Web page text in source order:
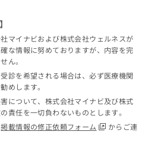
マイナビおよび株式会社ウェルネスが
な情報に努めておりますが、内容を完
ん。
診を希望される場合は、必ず医療機関
めします。
について、株式会社マイナビ及び株式
責任を一切負わないものとします。
掲載情報の修正依頼フォーム
からご連